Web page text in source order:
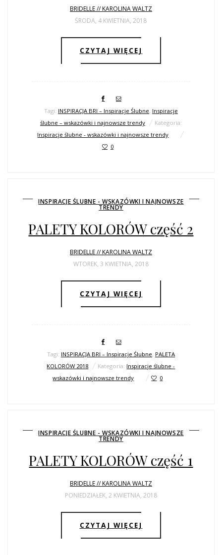
BRIDELLE // KAROLINA WALTZ
ŚRODA, 4 KWIETNIA, 2018
CZYTAJ WIĘCEJ
Tagi: INSPIRACJA BRI – Inspiracje Ślubne, Inspiracje
ślubne – wskazówki i najnowsze trendy
Kategoria:
Inspiracje ślubne - wskazówki i najnowsze trendy
0
INSPIRACJE ŚLUBNE - WSKAZÓWKI I NAJNOWSZE
TRENDY
PALETY KOLORÓW część 2
BRIDELLE // KAROLINA WALTZ
WTOREK, 3 KWIETNIA, 2018
CZYTAJ WIĘCEJ
Tagi: INSPIRACJA BRI – Inspiracje Ślubne, PALETA
KOLORÓW 2018
Kategoria: Inspiracje ślubne -
wskazówki i najnowsze trendy
0
INSPIRACJE ŚLUBNE - WSKAZÓWKI I NAJNOWSZE
TRENDY
PALETY KOLORÓW część 1
BRIDELLE // KAROLINA WALTZ
PONIEDZIAŁEK, 2 KWIETNIA, 2018
CZYTAJ WIĘCEJ